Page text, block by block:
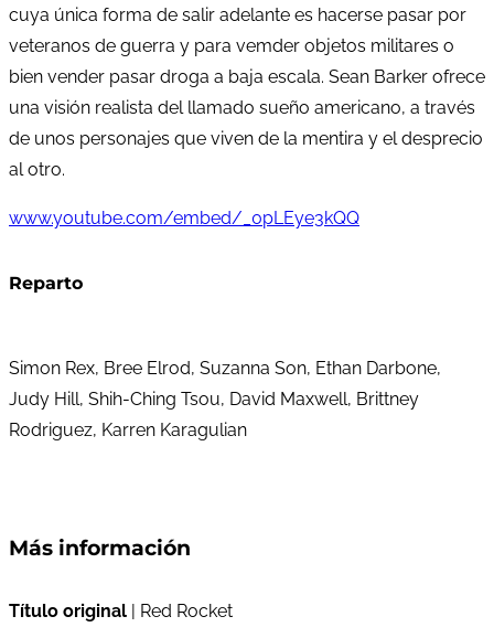
cuya única forma de salir adelante es hacerse pasar por
veteranos de guerra y para vemder objetos militares o
bien vender pasar droga a baja escala. Sean Barker ofrece
una visión realista del llamado sueño americano, a través
de unos personajes que viven de la mentira y el desprecio
al otro.
www.youtube.com/embed/_0pLEye3kQQ
Reparto
Simon Rex, Bree Elrod, Suzanna Son, Ethan Darbone,
Judy Hill, Shih-Ching Tsou, David Maxwell, Brittney
Rodriguez, Karren Karagulian
Más información
Título original | Red Rocket